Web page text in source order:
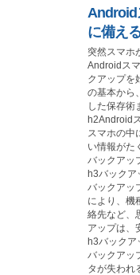
Android
に備え
突然スマホ
Androidス
クアップを
の基本から
した保存術
h2Android
スマホの中
い情報がた
バックアッ
h3バックア
バックアッ
により、機
絡先など、
アップは、
h3バック
バックアッ
タが失われ